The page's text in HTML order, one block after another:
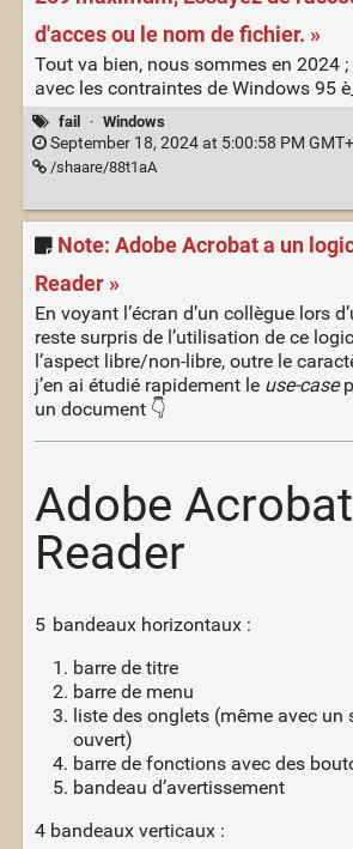
d'acces ou le nom de fichier. »
Tout va bien, nous sommes en 2024
avec les contraintes de Windows 95
fail · Windows
September 18, 2024 at 5:00:58 PM
/shaare/88t1aA
Note: Adobe Acrobat a un
Reader »
En voyant l’écran d’un collègue lors
reste surpris de l’utilisation de ce
l’aspect libre/non-libre, outre le
j’en ai étudié rapidement le use-case
un document 👇
Adobe Acrobat
Reader
5 bandeaux horizontaux :
barre de titre
barre de menu
liste des onglets (même avec un
ouvert)
barre de fonctions avec des
bandeau d’avertissement
4 bandeaux verticaux :